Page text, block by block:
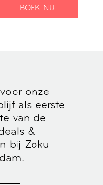
BOEK NU
onze
als eerste
van de
&
bij Zoku